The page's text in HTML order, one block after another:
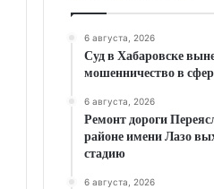
6 августа, 2026
Суд в Хабаровске
мошенничество в
6 августа, 2026
Ремонт дороги
районе имени Лазо
стадию
6 августа, 2026